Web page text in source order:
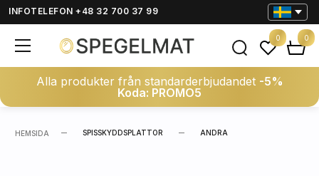
INFOTELEFON +48 32 700 37 99
Alla produkter från standarderbjudandet -5%
Koda: PROMO5
0 0
HEMSIDA SPISSKYDDSPLATTOR ANDRA